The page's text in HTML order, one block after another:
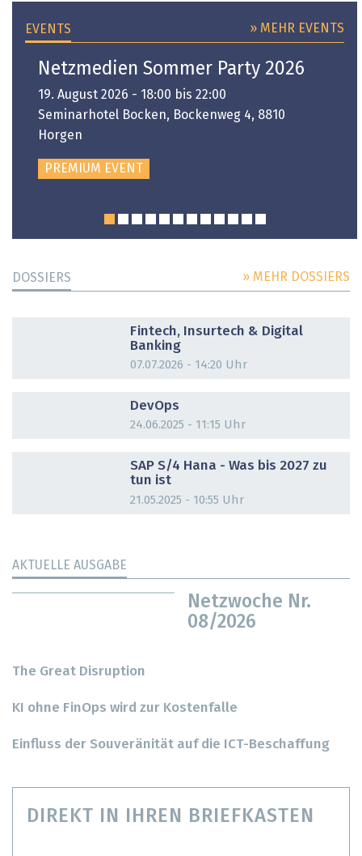
EVENTS » MEHR EVENTS
Netzmedien Sommer Party 2026
19. August 2026 - 18:00 bis 22:00
Seminarhotel Bocken, Bockenweg 4, 8810
Horgen
PREMIUM EVENT
DOSSIERS » MEHR DOSSIERS
Fintech, Insurtech & Digital
Banking
07.07.2026 - 14:20 Uhr
DevOps
24.06.2025 - 11:15 Uhr
SAP S/4 Hana - Was bis 2027 zu
tun ist
21.05.2025 - 10:55 Uhr
AKTUELLE AUSGABE
Netzwoche Nr.
08/2026
The Great Disruption
KI ohne FinOps wird zur Kostenfalle
Einfluss der Souveränität auf die ICT-Beschaffung
DIREKT IN IHREN BRIEFKASTEN